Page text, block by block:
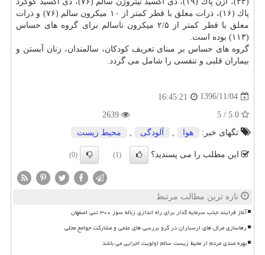
پاك (۱۶)، ذرات معلق با قطر كمتر از ۱۰ میكرون سالم (۷۶) و ذرات
معلق با قطر كمتر از ۲/۵ میكرون ناسالم برای گروه های حساس
(۱۱۳) بوده است.
گروه های حساس بر مبنای تعریف كودكان، سالمندان، زنان آبستن و
بیماران قلبی و تنفسی را شامل می گردد.
1396/11/04
16:45:21
تگهای خبر:
هوا , آلودگی , محیط زیست
این مطلب را می پسندید؟ (1)
(0)
تازه ترین مطالب مرتبط
آغاز فرایند جذب سرمایه گذار برای راه اندازی زباله سوز ۳۰۰ تنی اصفهان
رهاسازی مرال های ارسباران در گرو بررسی های علمی و مشارکت جوامع محلی
بهره مندی مردم از محیط زیست سالم اولویت اجرایی می باشد